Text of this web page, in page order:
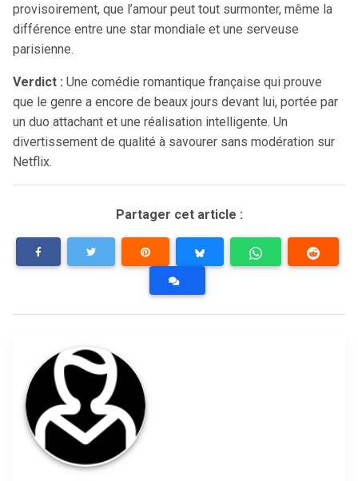
provisoirement, que l’amour peut tout surmonter, même la
différence entre une star mondiale et une serveuse
parisienne.
Verdict : Une comédie romantique française qui prouve
que le genre a encore de beaux jours devant lui, portée par
un duo attachant et une réalisation intelligente. Un
divertissement de qualité à savourer sans modération sur
Netflix.
Partager cet article :